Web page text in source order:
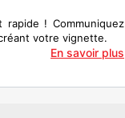
rapide ! Communiquez
votre vignette.
En savoir plus